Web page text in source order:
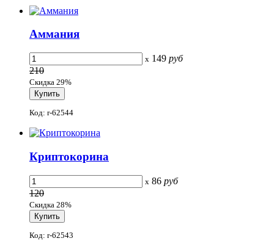
Аммания
x 149 руб
210
Скидка 29%
Код: r-62544
Криптокорина
x 86 руб
120
Скидка 28%
Код: r-62543